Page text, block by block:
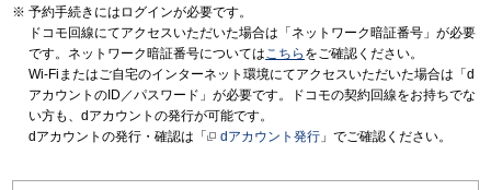
予約手続きにはログインが必要です。
ドコモ回線にてアクセスいただいた場合は「ネットワーク暗証番号」が必要
です。ネットワーク暗証番号についてはこちら をご確認ください。
Wi-Fiまたはご自宅のインターネット環境にてアクセスいただいた場合は「d
アカウントのID／パスワード」が必要です。ドコモの契約回線をお持ちでな
い方も、dアカウントの発行が可能です。
dアカウントの発行・確認は「
dアカウント発行 」でご確認ください。